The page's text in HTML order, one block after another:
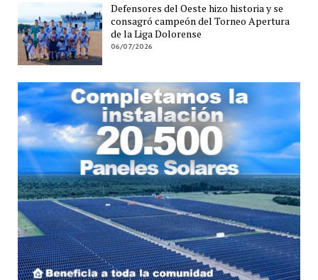
Defensores del Oeste hizo historia y se
consagró campeón del Torneo Apertura
de la Liga Dolorense
06/07/2026